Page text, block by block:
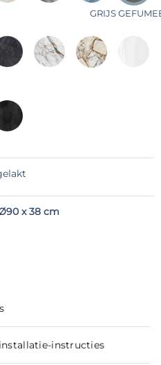
GRIJS
x 38 cm
instructies